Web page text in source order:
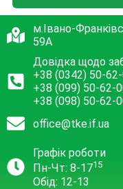
м.Івано-
59А
Довідка щодо
+38 (0342) 50-
+38 (099) 50-62-
+38 (098) 50-62-
office@tke.if.ua
Графік роботи
Пн-Чт: 8-1715
Обід: 12-13